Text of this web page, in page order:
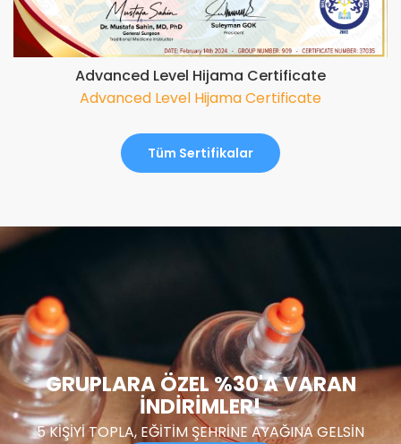
Advanced Level Hijama Certificate
Advanced Level Hijama Certificate
Tüm Sertifikalar
GRUPLARA ÖZEL %30'A VARAN
İNDIRIMLER!
5 KİŞİYİ TOPLA, EĞİTİM ŞEHRİNE AYAĞINA GELSİN